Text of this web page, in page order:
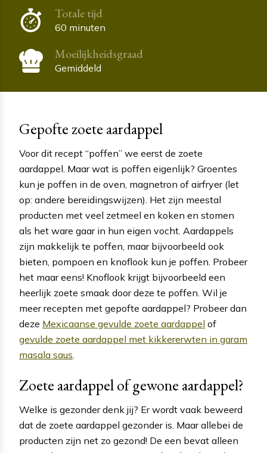
Totale tijd
60 minuten
Moeilijkheidsgraad
Gemiddeld
Gepofte zoete aardappel
Voor dit recept “poffen” we eerst de zoete
aardappel. Maar wat is poffen eigenlijk? Groentes
kun je poffen in de oven, magnetron of airfryer (let
op: andere bereidingswijzen). Het zijn meestal
producten met veel zetmeel en koken en stomen
als het ware gaar in hun eigen vocht. Aardappels
zijn makkelijk te poffen, maar bijvoorbeeld ook
bieten, pompoen en knoflook kun je poffen. Probeer
het maar eens! Knoflook krijgt bijvoorbeeld een
heerlijk zoete smaak door deze te poffen. Wil je
meer recepten met gepofte aardappel? Probeer dan
deze Mexicaanse gevulde zoete aardappel of
gevulde zoete aardappel met kikkererwten in garam
masala saus
Zoete aardappel of gewone aardappel?
Welke is gezonder denk jij? Er wordt vaak beweerd
dat de zoete aardappel gezonder is. Maar allebei de
producten zijn net zo gezond! De een bevat alleen